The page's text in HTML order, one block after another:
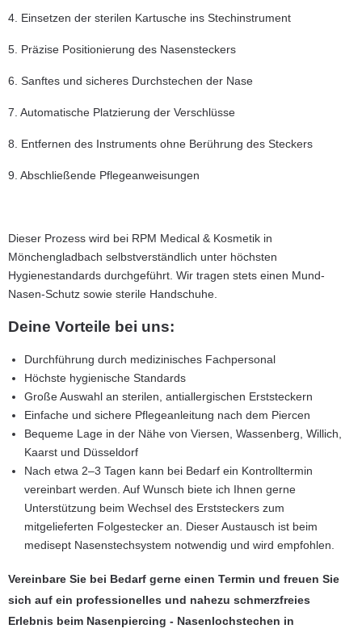
4. Einsetzen der sterilen Kartusche ins Stechinstrument
5. Präzise Positionierung des Nasensteckers
6. Sanftes und sicheres Durchstechen der Nase
7. Automatische Platzierung der Verschlüsse
8. Entfernen des Instruments ohne Berührung des Steckers
9. Abschließende Pflegeanweisungen
Dieser Prozess wird bei RPM Medical & Kosmetik in
Mönchengladbach selbstverständlich unter höchsten
Hygienestandards durchgeführt. Wir tragen stets einen Mund-
Nasen-Schutz sowie sterile Handschuhe.
Deine Vorteile bei uns:
Durchführung durch medizinisches Fachpersonal
Höchste hygienische Standards
Große Auswahl an sterilen, antiallergischen Erststeckern
Einfache und sichere Pflegeanleitung nach dem Piercen
Bequeme Lage in der Nähe von Viersen, Wassenberg, Willich,
Kaarst und Düsseldorf
Nach etwa 2–3 Tagen kann bei Bedarf ein Kontrolltermin
vereinbart werden. Auf Wunsch biete ich Ihnen gerne
Unterstützung beim Wechsel des Erststeckers zum
mitgelieferten Folgestecker an. Dieser Austausch ist beim
medisept Nasenstechsystem notwendig und wird empfohlen.
Vereinbare Sie bei Bedarf gerne einen Termin und freuen Sie
sich auf ein professionelles und nahezu schmerzfreies
Erlebnis beim Nasenpiercing - Nasenlochstechen in